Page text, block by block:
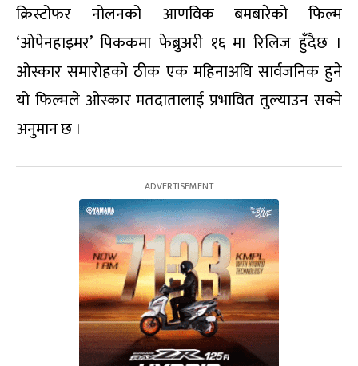
क्रिस्टोफर नोलनको आणविक बमबारेको फिल्म
‘ओपेनहाइमर’ पिककमा फेब्रुअरी १६ मा रिलिज हुँदैछ ।
ओस्कार समारोहको ठीक एक महिनाअघि सार्वजनिक हुने
यो फिल्मले ओस्कार मतदातालाई प्रभावित तुल्याउन सक्ने
अनुमान छ ।